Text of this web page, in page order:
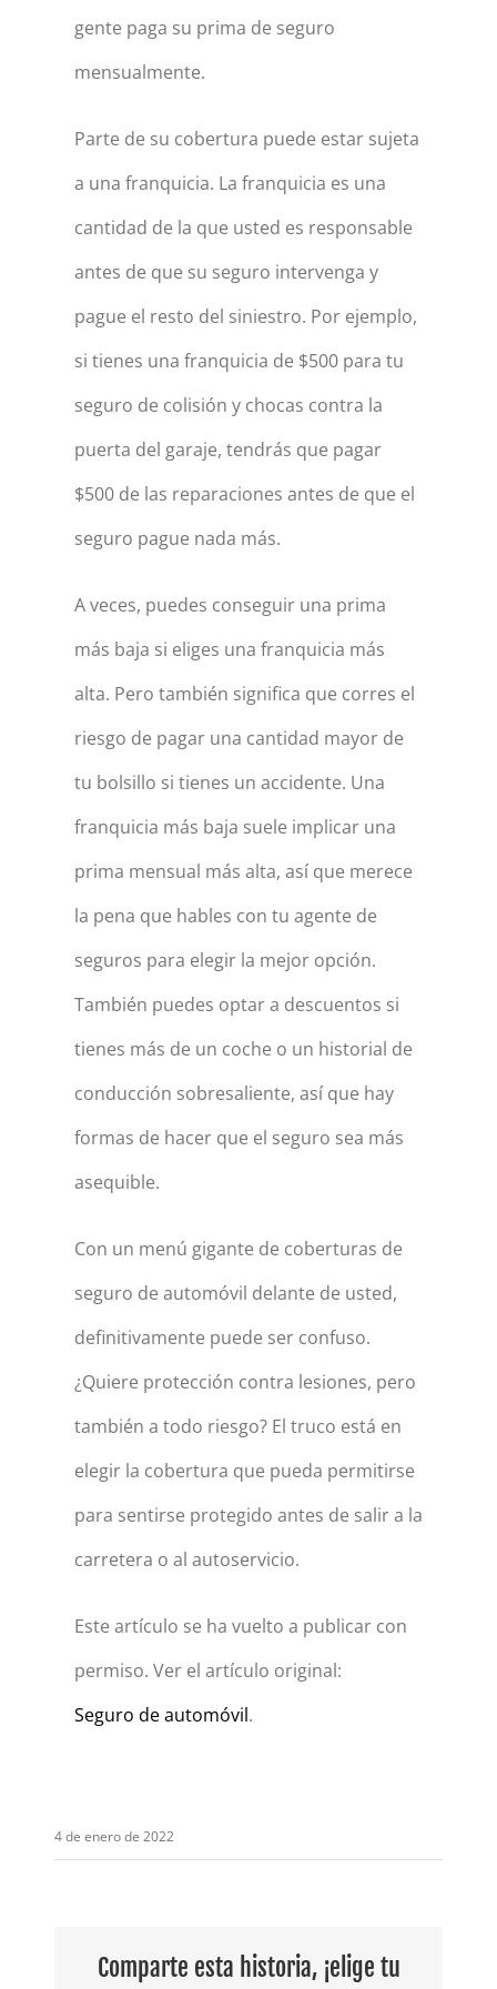
gente paga su prima de seguro
mensualmente.
Parte de su cobertura puede estar sujeta
a una franquicia. La franquicia es una
cantidad de la que usted es responsable
antes de que su seguro intervenga y
pague el resto del siniestro. Por ejemplo,
si tienes una franquicia de $500 para tu
seguro de colisión y chocas contra la
puerta del garaje, tendrás que pagar
$500 de las reparaciones antes de que el
seguro pague nada más.
A veces, puedes conseguir una prima
más baja si eliges una franquicia más
alta. Pero también significa que corres el
riesgo de pagar una cantidad mayor de
tu bolsillo si tienes un accidente. Una
franquicia más baja suele implicar una
prima mensual más alta, así que merece
la pena que hables con tu agente de
seguros para elegir la mejor opción.
También puedes optar a descuentos si
tienes más de un coche o un historial de
conducción sobresaliente, así que hay
formas de hacer que el seguro sea más
asequible.
Con un menú gigante de coberturas de
seguro de automóvil delante de usted,
definitivamente puede ser confuso.
¿Quiere protección contra lesiones, pero
también a todo riesgo? El truco está en
elegir la cobertura que pueda permitirse
para sentirse protegido antes de salir a la
carretera o al autoservicio.
Este artículo se ha vuelto a publicar con
permiso. Ver el artículo original:
Seguro de automóvil.
4 de enero de 2022
Comparte esta historia, ¡elige tu